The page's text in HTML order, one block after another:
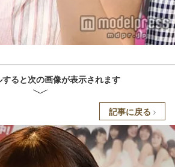
すると次の画像が表示されます
記事に戻る